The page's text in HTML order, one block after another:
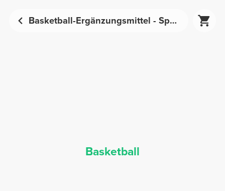
Basketball-Ergänzungsmittel - Sporternährung | Prozis
Basketball